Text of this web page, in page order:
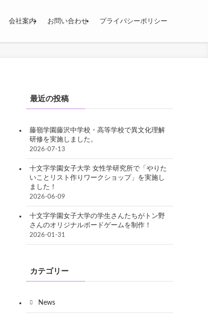
会社案内 お問い合わせ プライバシーポリシー
最近の投稿
藤嶺学園藤沢中学校・高等学校で異文化理解
研修を実施しました。
2026-07-13
十文字学園女子大学 女性学研究所で「やりた
いことリスト作りワークショップ」を実施し
ました！
2026-06-09
十文字学園女子大学の学生さんたちがトン野
さんのオリジナルボードゲームを制作！
2026-01-31
カテゴリー
News